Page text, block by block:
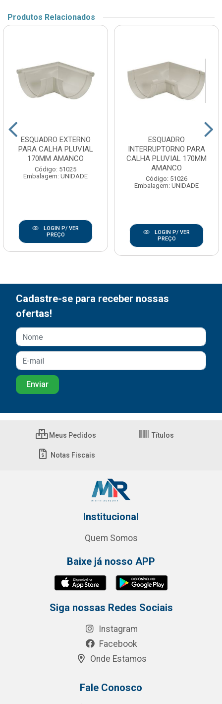
Produtos Relacionados
ESQUADRO EXTERNO
PARA CALHA PLUVIAL
170MM AMANCO
Código: 51025
Embalagem: UNIDADE
LOGIN P/ VER
PREÇO
ESQUADRO
INTERRUPTORNO PARA
CALHA PLUVIAL 170MM
AMANCO
Código: 51026
Embalagem: UNIDADE
LOGIN P/ VER
PREÇO
Cadastre-se para receber nossas
ofertas!
Meus Pedidos Títulos
Notas Fiscais
Institucional
Quem Somos
Baixe já nosso APP
Siga nossas Redes Sociais
Instagram
Facebook
Onde Estamos
Fale Conosco